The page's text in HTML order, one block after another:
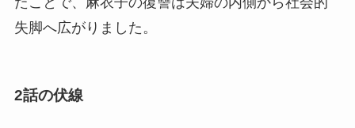
失脚へ広がりました。
2話の伏線